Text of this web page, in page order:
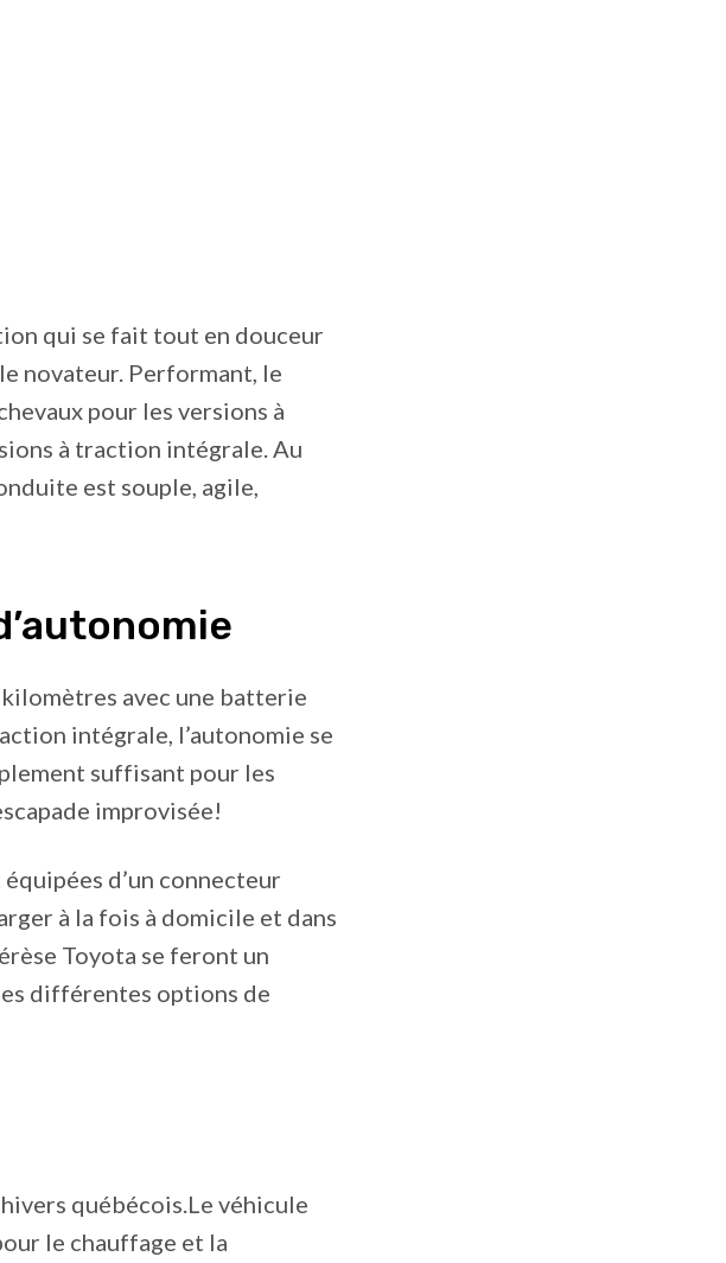
qui se fait tout en douceur
novateur. Performant, le
pour les versions à
à traction intégrale. Au
est souple, agile,
avec une batterie
intégrale, l’autonomie se
suffisant pour les
improvisée!
d’un connecteur
à la fois à domicile et dans
Toyota se feront un
différentes options de
québécois.Le véhicule
le chauffage et la